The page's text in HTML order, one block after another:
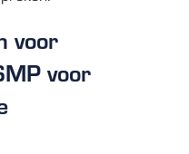
voor
voor